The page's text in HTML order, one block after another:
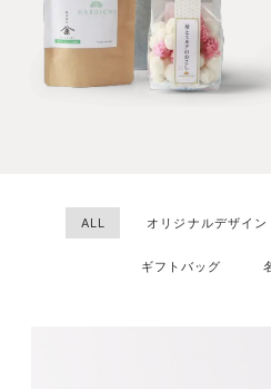
ALL オリジナルデザイン
ギフトバッグ